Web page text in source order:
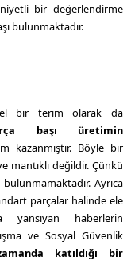
bir değerlendirme
bulunmaktadır.
bir terim olarak da
başı üretimin
kazanmıştır. Böyle bir
mantıklı değildir. Çünkü
Ayrıca
parçalar halinde ele
yansıyan haberlerin
ve Sosyal Güvenlik
katıldığı bir